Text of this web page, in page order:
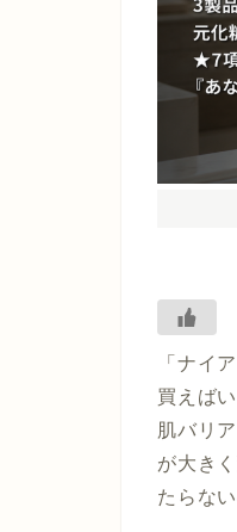
「ナイ
買えば
肌バリ
が大き
たらな